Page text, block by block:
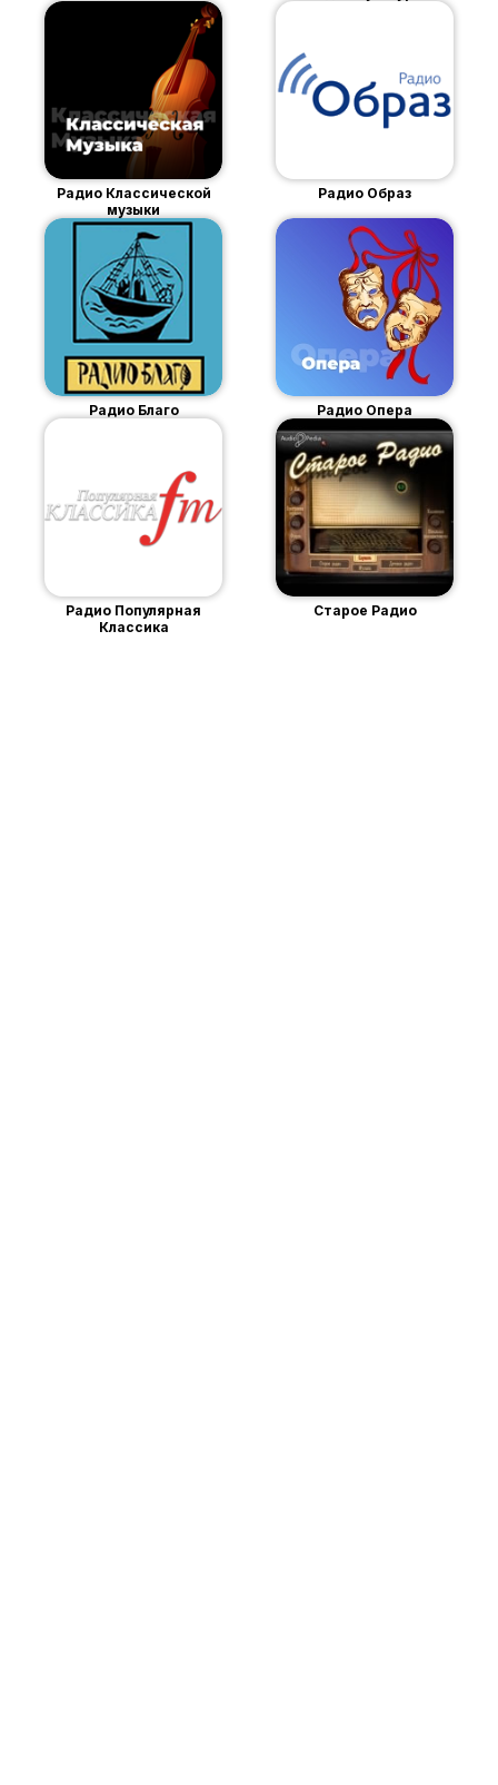
Радио Классической
музыки
Радио Образ
Радио Благо Радио Опера
Радио Популярная
Классика
Старое Радио